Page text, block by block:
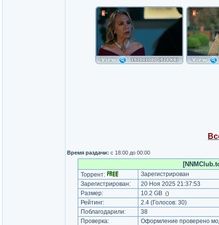
Время раздачи: с 18:00 до 00:00
Торрент:
Зарегистрирован
Зарегистрирован:
20 Ноя 2025 21:37:53
Размер:
10.2 GB ()
Рейтинг: 2.4(Голосов: 30)
Поблагодарили:
38
Проверка:
Оформление проверено